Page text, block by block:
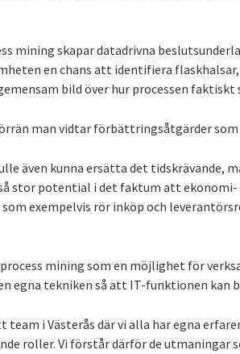
mining skapar datadrivna
en chans att identifiera
bild över hur processen faktiskt
man vidtar förbättringsåtgärder som
även kunna ersätta det tidskrävande,
stor potential i det faktum att
exempelvis rör inköp och
process mining som en möjlighet för
egna tekniken så att IT-funktionen
team i Västerås där vi alla har egna
roller. Vi förstår därför de utmaningar